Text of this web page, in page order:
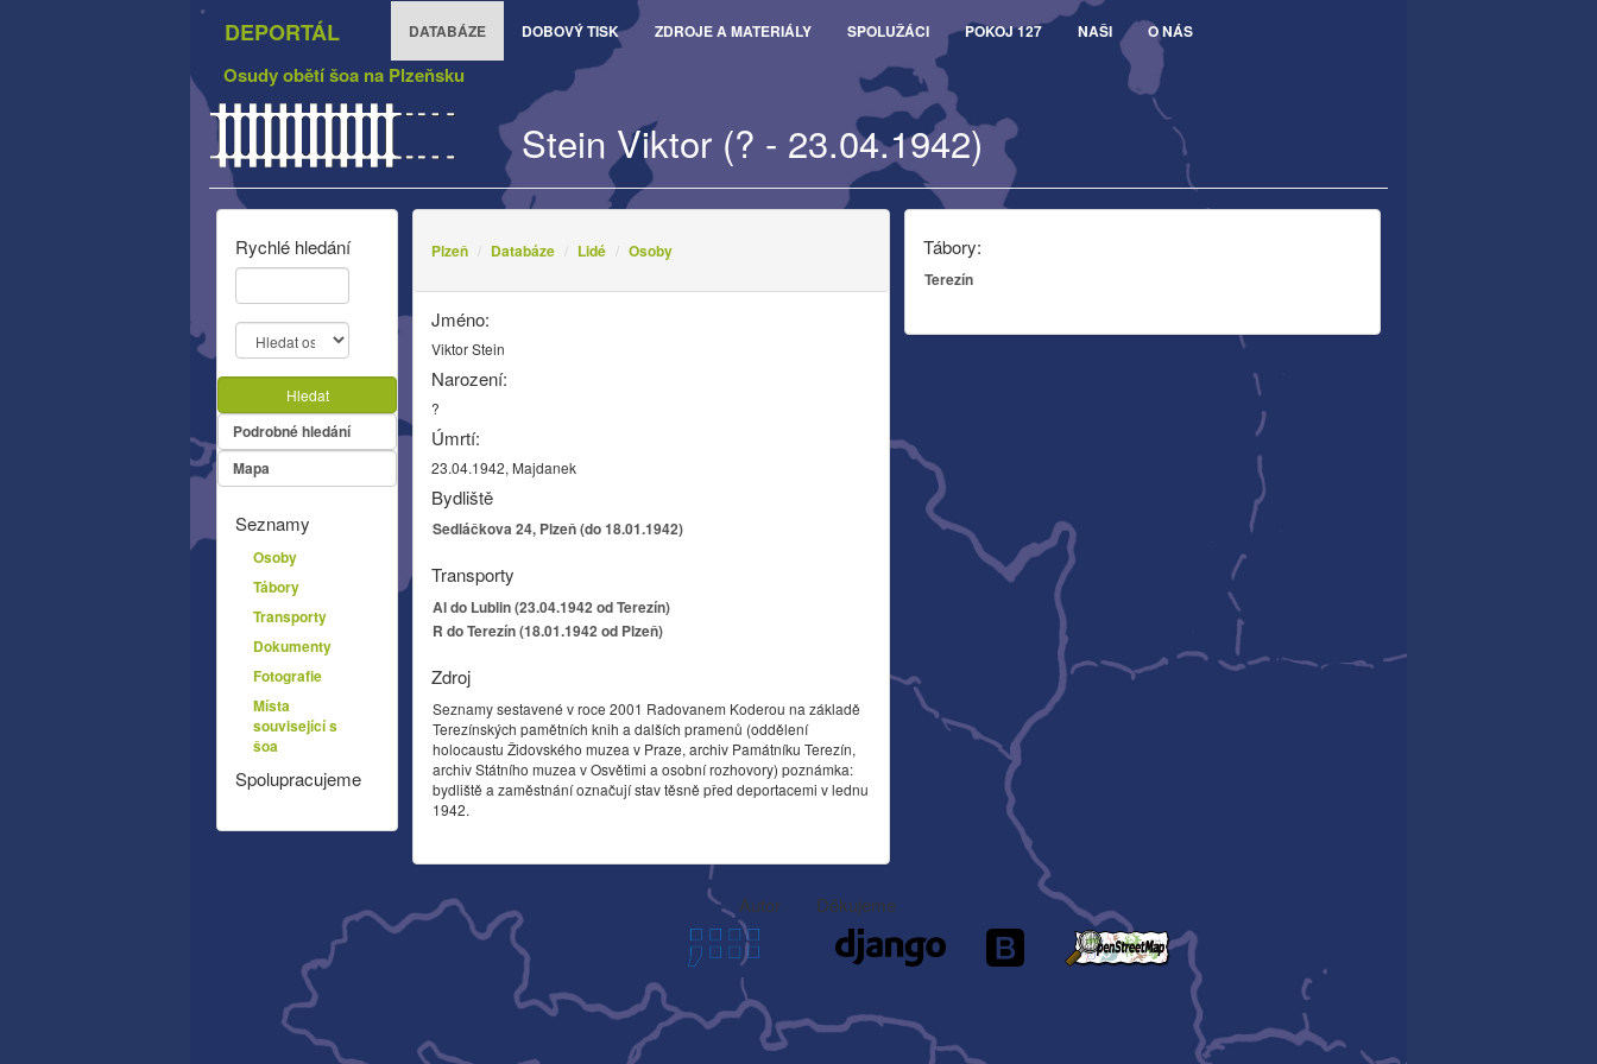
DEPORTÁL DATABÁZE DOBOVÝ TISK ZDROJE A MATERIÁLY SPOLUŽÁCI POKOJ 127 NAŠI O NÁS
Osudy obětí šoa na Plzeňsku
Stein Viktor (? - 23.04.1942)
Tábory:
Terezín
Plzeň Databáze Lidé Osoby
Jméno:
Viktor Stein
Narození:
?
Úmrtí:
23.04.1942, Majdanek
Bydliště
Sedláčkova 24, Plzeň (do 18.01.1942)
Transporty
Al do Lublin (23.04.1942 od Terezín)
R do Terezín (18.01.1942 od Plzeň)
Zdroj
Seznamy sestavené v roce 2001 Radovanem Koderou na základě
Terezínských pamětních knih a dalších pramenů (oddělení
holocaustu Židovského muzea v Praze, archiv Památníku Terezín,
archiv Státního muzea v Osvětimi a osobní rozhovory) poznámka:
bydliště a zaměstnání označují stav těsně před deportacemi v lednu
1942.
Rychlé hledání
Hledat
Podrobné hledání
Mapa
Seznamy
Osoby
Tábory
Transporty
Dokumenty
Fotografie
Místa
související s
šoa
Spolupracujeme
Autor Děkujeme